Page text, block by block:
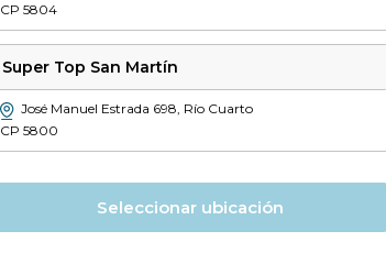
CP 5804
Super Top San Martín
José Manuel Estrada 698, Río Cuarto
CP 5800
Seleccionar ubicación